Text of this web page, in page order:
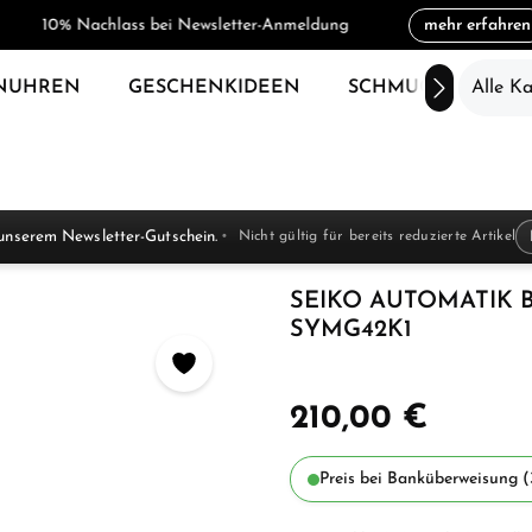
10% Nachlass bei Newsletter-Anmeldung mehr erfahren
GESCHENKIDEEN SCHMUCK Alle
Newsletter-Gutschein. Nicht gültig für bereits reduzierte Artikel
SEIKO AUTOMATIK
SYMG42K1
210,00 €
Preis bei Banküberweisung